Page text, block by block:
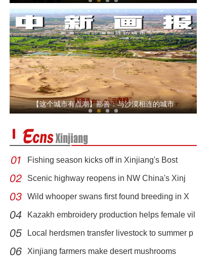
体验马术成为新疆兵团民众又一休闲娱乐方式
【这个城市有点潮】鄯善：与沙漠相连的城市
Fishing season kicks off in Xinjiang's Bost
Scenic highway reopens in NW China's Xinj
Wild whooper swans first found breeding in X
Kazakh embroidery production helps female vil
Local herdsmen transfer livestock to summer p
Xinjiang farmers make desert mushrooms